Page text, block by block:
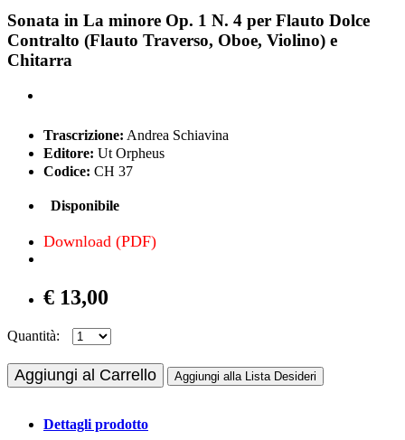
Sonata in La minore Op. 1 N. 4 per Flauto Dolce
Contralto (Flauto Traverso, Oboe, Violino) e
Chitarra
Trascrizione: Andrea Schiavina
Editore: Ut Orpheus
Codice: CH 37
Disponibile
Download (PDF)
€ 13,00
Quantità:
Aggiungi al Carrello Aggiungi alla Lista Desideri
Dettagli prodotto